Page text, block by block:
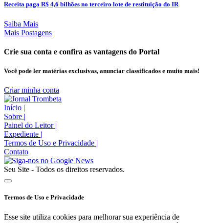
Receita paga R$ 4,6 bilhões no terceiro lote de restituição do IR
Saiba Mais
Mais Postagens
Crie sua conta e confira as vantagens do Portal
Você pode ler matérias exclusivas, anunciar classificados e muito mais!
Criar minha conta
Início |
Sobre |
Painel do Leitor |
Expediente |
Termos de Uso e Privacidade |
Contato
Seu Site - Todos os direitos reservados.
Termos de Uso e Privacidade
Esse site utiliza cookies para melhorar sua experiência de